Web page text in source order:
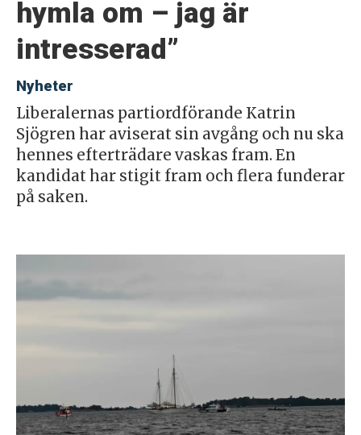
hymla om – jag är
intresserad”
Nyheter
Liberalernas partiordförande Katrin
Sjögren har aviserat sin avgång och nu ska
hennes efterträdare vaskas fram. En
kandidat har stigit fram och flera funderar
på saken.